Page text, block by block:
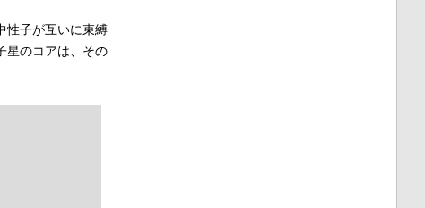
性子が互いに束縛
星のコアは、その